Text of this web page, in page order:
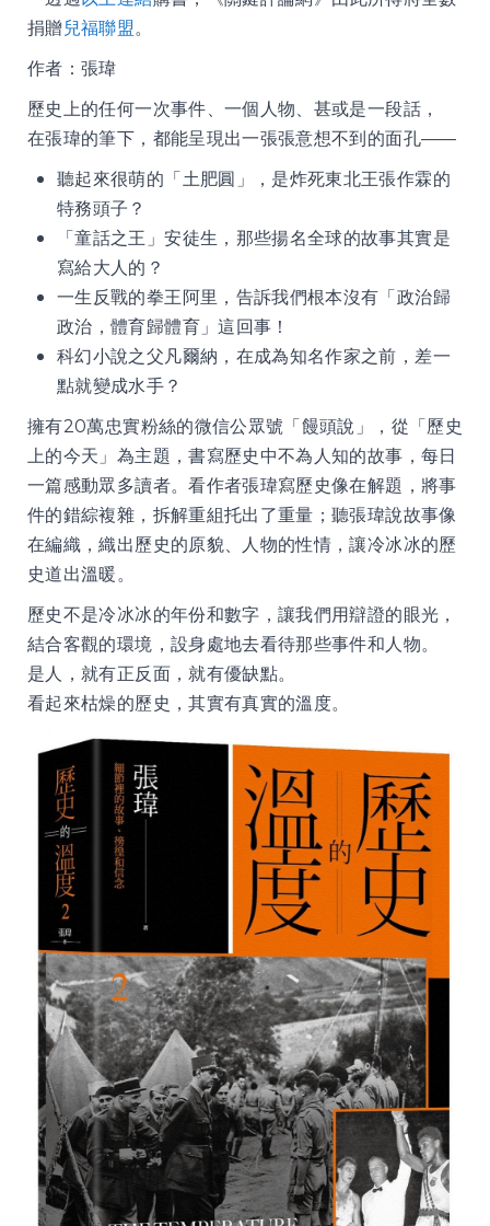
捐贈兒福聯盟。
作者：張瑋
歷史上的任何一次事件、一個人物、甚或是一段話，
在張瑋的筆下，都能呈現出一張張意想不到的面孔——
聽起來很萌的「土肥圓」，是炸死東北王張作霖的
特務頭子？
「童話之王」安徒生，那些揚名全球的故事其實是
寫給大人的？
一生反戰的拳王阿里，告訴我們根本沒有「政治歸
政治，體育歸體育」這回事！
科幻小說之父凡爾納，在成為知名作家之前，差一
點就變成水手？
擁有20萬忠實粉絲的微信公眾號「饅頭說」，從「歷史
上的今天」為主題，書寫歷史中不為人知的故事，每日
一篇感動眾多讀者。看作者張瑋寫歷史像在解題，將事
件的錯綜複雜，拆解重組托出了重量；聽張瑋說故事像
在編織，織出歷史的原貌、人物的性情，讓冷冰冰的歷
史道出溫暖。
歷史不是冷冰冰的年份和數字，讓我們用辯證的眼光，
結合客觀的環境，設身處地去看待那些事件和人物。
是人，就有正反面，就有優缺點。
看起來枯燥的歷史，其實有真實的溫度。